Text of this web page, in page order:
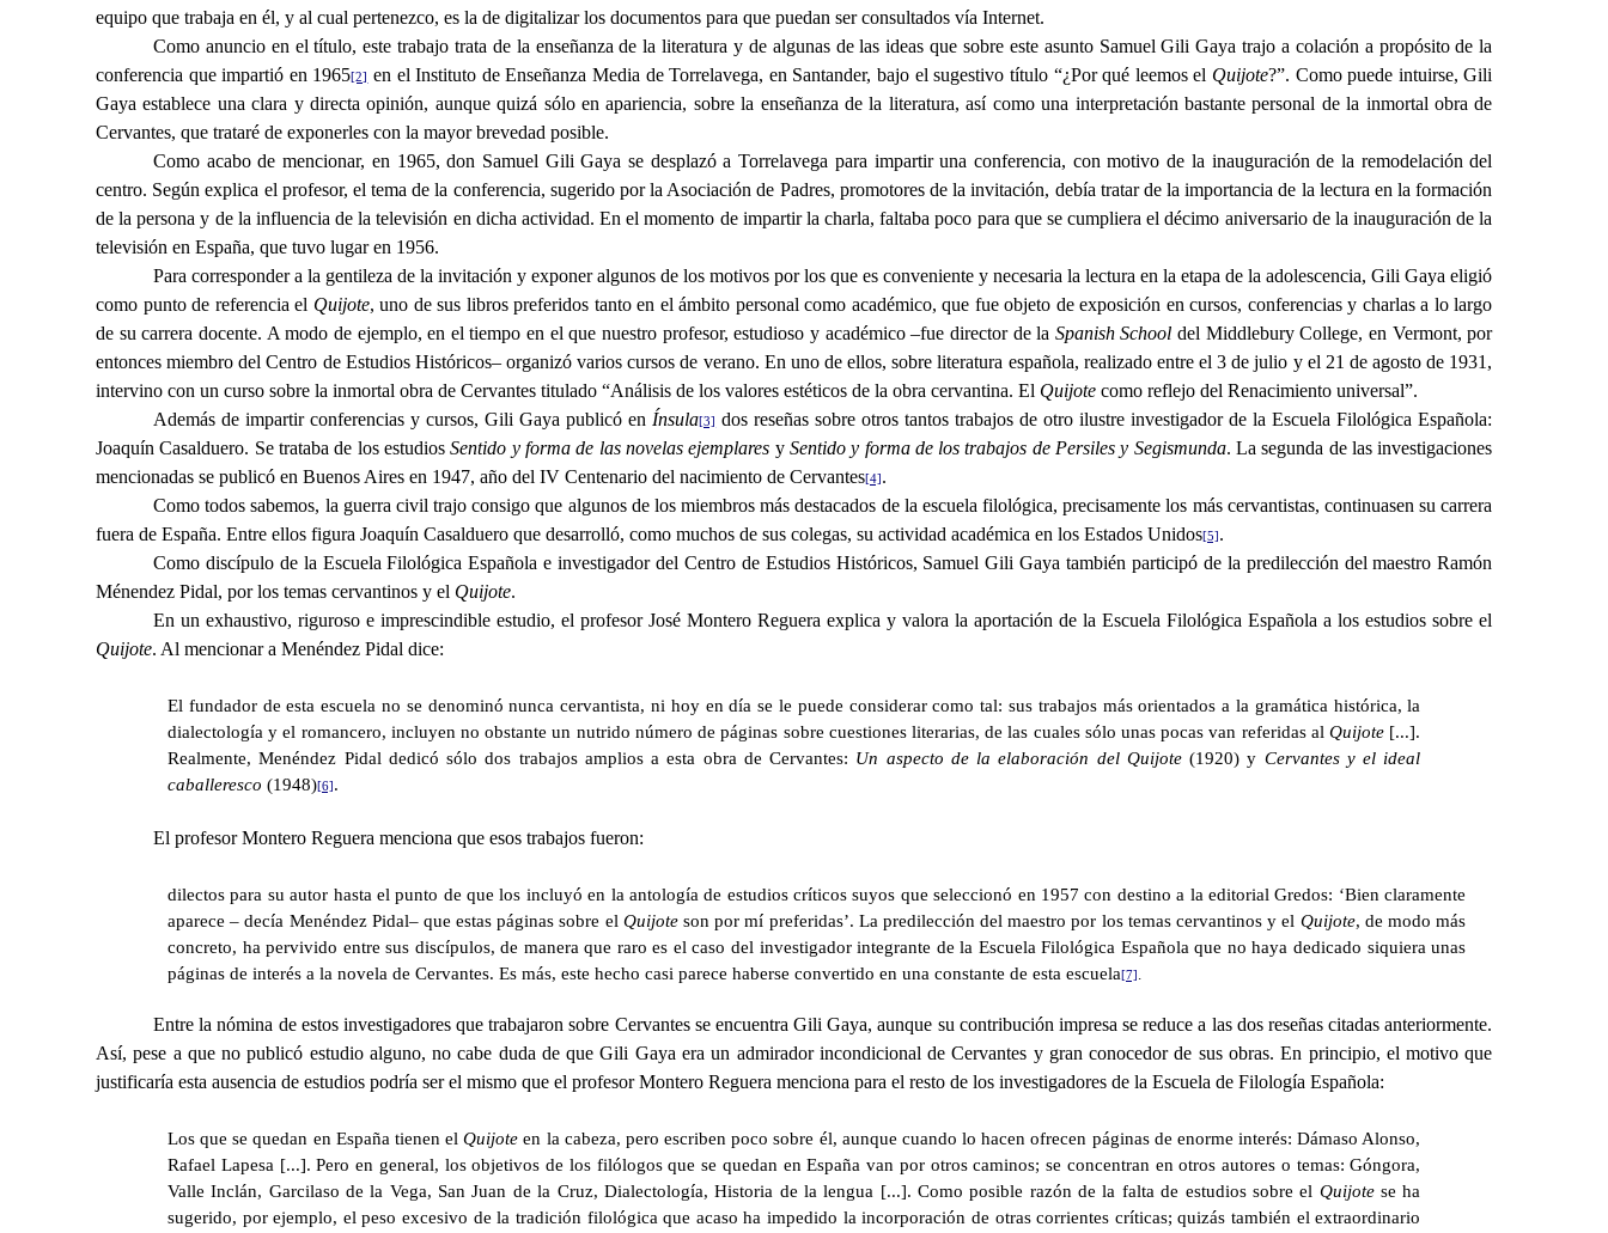
equipo que trabaja en él, y al cual pertenezco, es la de digitalizar los documentos para que puedan ser consultados vía Internet.
Como anuncio en el título, este trabajo trata de la enseñanza de la literatura y de algunas de las ideas que sobre este asunto Samuel Gili Gaya trajo a colación a propósito de la
conferencia que impartió en 1965[2] en el Instituto de Enseñanza Media de Torrelavega, en Santander, bajo el sugestivo título “¿Por qué leemos el Quijote?”. Como puede intuirse, Gili
Gaya establece una clara y directa opinión, aunque quizá sólo en apariencia, sobre la enseñanza de la literatura, así como una interpretación bastante personal de la inmortal obra de
Cervantes, que trataré de exponerles con la mayor brevedad posible.
Como acabo de mencionar, en 1965, don Samuel Gili Gaya se desplazó a Torrelavega para impartir una conferencia, con motivo de la inauguración de la remodelación del
centro. Según explica el profesor, el tema de la conferencia, sugerido por la Asociación de Padres, promotores de la invitación, debía tratar de la importancia de la lectura en la formación
de la persona y de la influencia de la televisión en dicha actividad. En el momento de impartir la charla, faltaba poco para que se cumpliera el décimo aniversario de la inauguración de la
televisión en España, que tuvo lugar en 1956.
Para corresponder a la gentileza de la invitación y exponer algunos de los motivos por los que es conveniente y necesaria la lectura en la etapa de la adolescencia, Gili Gaya eligió
como punto de referencia el Quijote, uno de sus libros preferidos tanto en el ámbito personal como académico, que fue objeto de exposición en cursos, conferencias y charlas a lo largo
de su carrera docente. A modo de ejemplo, en el tiempo en el que nuestro profesor, estudioso y académico –fue director de la Spanish School del Middlebury College, en Vermont, por
entonces miembro del Centro de Estudios Históricos– organizó varios cursos de verano. En uno de ellos, sobre literatura española, realizado entre el 3 de julio y el 21 de agosto de 1931,
intervino con un curso sobre la inmortal obra de Cervantes titulado “Análisis de los valores estéticos de la obra cervantina. El Quijote como reflejo del Renacimiento universal”.
Además de impartir conferencias y cursos, Gili Gaya publicó en Ínsula[3]
dos reseñas sobre otros tantos trabajos de otro ilustre investigador de la Escuela Filológica Española:
Joaquín Casalduero. Se trataba de los estudiosSentido y forma de las novelas ejemplares y Sentido y forma de los trabajos de Persiles y Segismunda. La segunda de las investigaciones
mencionadas se publicó en Buenos Aires en 1947, año del IV Centenario del nacimiento de Cervantes[4] .
Como todos sabemos, la guerra civil trajo consigo que algunos de los miembros más destacados de la escuela filológica, precisamente los más cervantistas, continuasen su carrera
fuera de España. Entre ellos figura Joaquín Casalduero que desarrolló, como muchos de sus colegas, su actividad académica en los Estados Unidos[5] .
Como discípulo de la Escuela Filológica Española e investigador del Centro de Estudios Históricos, Samuel Gili Gaya también participó de la predilección del maestro Ramón
Ménendez Pidal, por los temas cervantinos y el Quijote.
En un exhaustivo, riguroso e imprescindible estudio, el profesor José Montero Reguera explica y valora la aportación de la Escuela Filológica Española a los estudios sobre el
Quijote. Al mencionar a Menéndez Pidal dice:
El fundador de esta escuela no se denominó nunca cervantista, ni hoy en día se le puede considerar como tal: sus trabajos más orientados a la gramática histórica, la
dialectología y el romancero, incluyen no obstante un nutrido número de páginas sobre cuestiones literarias, de las cuales sólo unas pocas van referidas alQuijote [...].
Realmente, Menéndez Pidal dedicó sólo dos trabajos amplios a esta obra de Cervantes: Un aspecto de la elaboración del Quijote(1920) y Cervantes y el ideal
caballeresco (1948)[6] .
El profesor Montero Reguera menciona que esos trabajos fueron:
dilectos para su autor hasta el punto de que los incluyó en la antología de estudios críticos suyos que seleccionó en 1957 con destino a la editorial Gredos: ‘Bien claramente
aparece–decía Menéndez Pidal–que estas páginas sobre el Quijoteson por mí preferidas’. La predilección del maestro por los temas cervantinos y el Quijote, de modo más
concreto, ha pervivido entre sus discípulos, de manera que raro es el caso del investigador integrante de la Escuela Filológica Española que no haya dedicado siquiera unas
páginas de interés a la novela de Cervantes. Es más, este hecho casi parece haberse convertido en una constante de esta escuela[7] .
Entre la nómina de estos investigadores que trabajaron sobre Cervantes se encuentra Gili Gaya, aunque su contribución impresa se reduce a las dos reseñas citadas anteriormente.
Así, pese a que no publicó estudio alguno, no cabe duda de que Gili Gaya era un admirador incondicional de Cervantes y gran conocedor de sus obras. En principio, el motivo que
justificaría esta ausencia de estudios podría ser el mismo que el profesor Montero Reguera menciona para el resto de los investigadores de la Escuela de Filología Española:
Los que se quedan en España tienen elQuijoteen la cabeza, pero escriben poco sobre él, aunque cuando lo hacen ofrecen páginas de enorme interés: Dámaso Alonso,
Rafael Lapesa [...]. Pero en general, los objetivos de los filólogos que se quedan en España van por otros caminos; se concentran en otros autores o temas: Góngora,
Valle Inclán, Garcilaso de la Vega, San Juan de la Cruz, Dialectología, Historia de la lengua [...]. Como posible razón de la falta de estudios sobre el Quijotese ha
sugerido, por ejemplo, el peso excesivo de la tradición filológica que acaso ha impedido la incorporación de otras corrientes críticas; quizás también el extraordinario